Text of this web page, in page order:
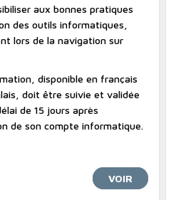
aux bonnes pratiques
des outils informatiques,
lors de la navigation sur
disponible en français
doit être suivie et validée
de 15 jours après
de son compte informatique.
VOIR